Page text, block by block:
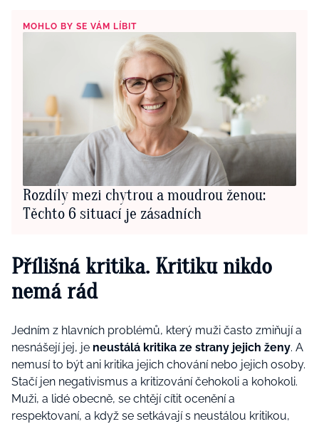
MOHLO BY SE VÁM LÍBIT
Rozdíly mezi chytrou a moudrou ženou:
Těchto 6 situací je zásadních
Přílišná kritika. Kritiku nikdo
nemá rád
Jedním z hlavních problémů, který muži často zmiňují a
nesnášejí jej, je neustálá kritika ze strany jejich ženy. A
nemusí to být ani kritika jejich chování nebo jejich osoby.
Stačí jen negativismus a kritizování čehokoli a kohokoli.
Muži, a lidé obecně, se chtějí cítit ocenění a
respektovaní, a když se setkávají s neustálou kritikou,